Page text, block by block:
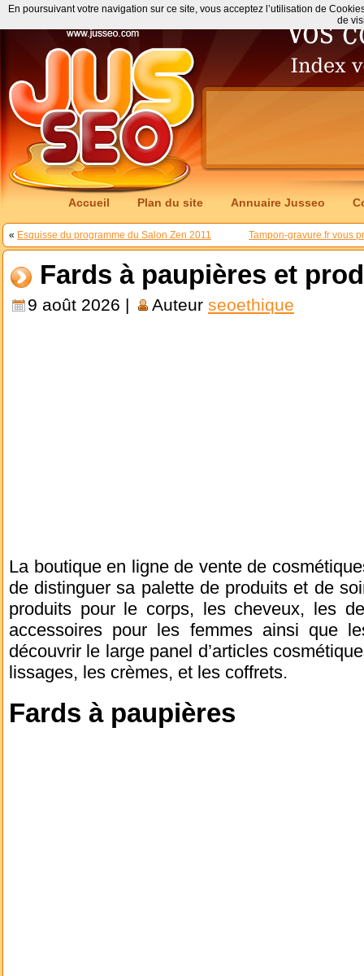
Accueil Plan du site Annuaire Jusseo
« Esquisse du programme du Salon Zen 2011 Tampon-gravure.fr vous
Fards à paupières et
9 août 2026 | Auteur seoethique
La boutique en ligne de vente de
de distinguer sa palette de produits et de
produits pour le corps, les cheveux, les
accessoires pour les femmes ainsi que
découvrir le large panel d’articles
lissages, les crèmes, et les coffrets.
Fards à paupières
En poursuivant votre navigation sur ce site, vous acceptez l’utilisation de
de